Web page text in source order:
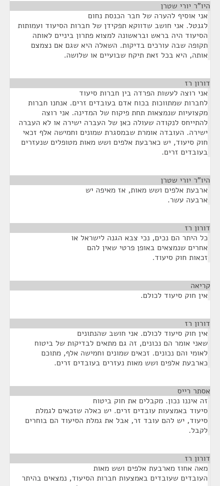
היו"ר יורי שטרן
אני אוסיף להערה של חבר הכנסת נחום
לגנטל. אני חושב שדווקא תפקידן של חברות הסיעוד ועמותות
הסיעוד היה בראש ובראשונה למצוא פתרון ביניים לאותה
תקופה שבה עורכים בדיקות. השאלה היא שגם אם נצמצם
אותה, היא בכל זאת תיקח שבועיים או שלושה.
דורון רז
אני רוצה לעשות הפרדה בין חברות סיעוד
לחברות שמתווכות בכוח אדם בעובדים זרים. אנחנו חברות
מקצועיות שנמצאות תחת פיקוח של המדינה. אני רוצה
להתייחס לנקודה שעולה כאן של העברה ישירה או לא העברה
ישירה. העובדה אומרת שבמסגרת שמונים וחמישה אלף זכאי
חוק סיעוד, יש כארבעת אלפים ושש מאות מטופלים שנעזרים
בעובדים זרים.
היו"ר יורי שטרן
ארבעת אלפים ושש מאות, אז מאיפה יש
ארבעה עשר.
דורון רז
כל היתר הם נכים, נכי צבא הגנה לישראל או
אחרים שנמצאים באופן פרטי שאין להם
זכאות חוק סיעוד.
קריאה
אין חוק סיעוד לכולם.
דורון רז
אין חוק סיעוד לכולם. אני חושב שהנתונים
שאני אומר הם נכונים, זה גם מתאים לבדיקות של ביטוח
לאומי והם נכונים. זכאים שמונים וחמישה אלף, מתוכם
כארבעת אלפים ושש מאות נעזרים בעובדים זרים.
אסתר רייס
זה איננו נכון. מקבלים את חוק ביטוח
סיעוד באמצעות עובדים זרים. יש כאלה שזכאים לגמלת
סיעוד, יש להם עובד זר, אבל את גמלת הסיעוד הם בוחרים
לקבל.
דורון רז
מאה אחוז מארבעת אלפים ושש מאות
העובדים שעובדים באמצעות חברות הסיעוד, נמצאים בהיתר